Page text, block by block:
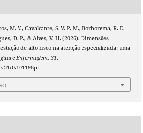
M. V., Cavalcante, S. V. P. M., Borborema, R. D.
D. P., & Alves, V. H. (2026). Dimensões
de alto risco na atenção especializada: uma
Enfermagem, 31.